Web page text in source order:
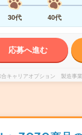
30代 40代
応募へ進む
キャリアオプション 製造事業